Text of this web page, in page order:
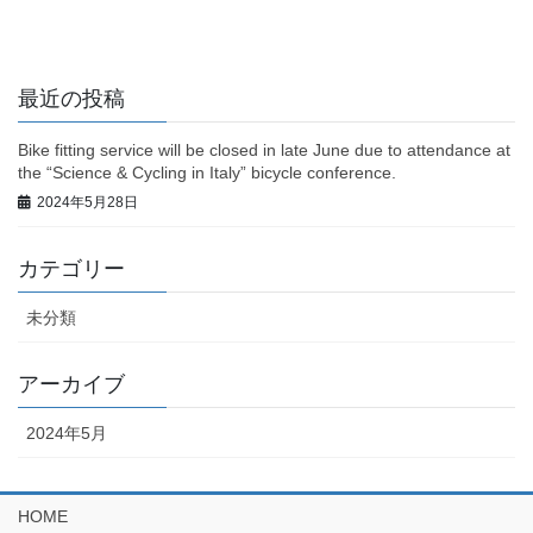
最近の投稿
Bike fitting service will be closed in late June due to attendance at
the “Science & Cycling in Italy” bicycle conference.
2024年5月28日
カテゴリー
未分類
アーカイブ
2024年5月
HOME